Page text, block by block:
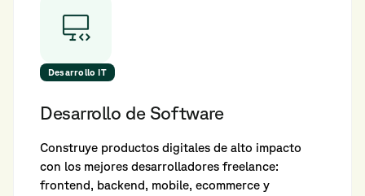
Desarrollo IT
Desarrollo de Software
Construye productos digitales de alto impacto
con los mejores desarrolladores freelance:
frontend, backend, mobile, ecommerce y